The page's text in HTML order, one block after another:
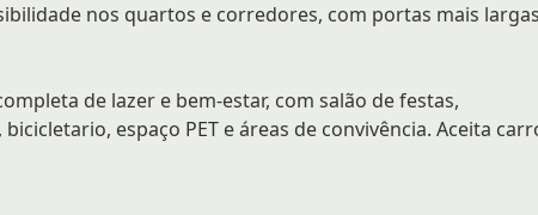
nos quartos e corredores, com portas mais
de lazer e bem-estar, com salão de festas,
espaço PET e áreas de convivência. Aceita